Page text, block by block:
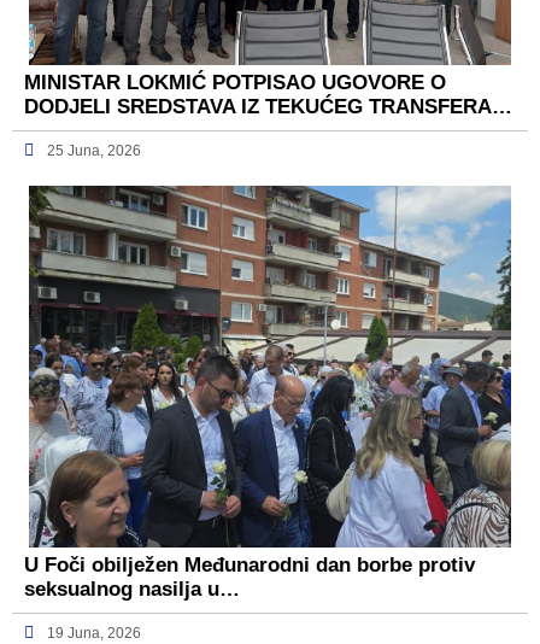
MINISTAR LOKMIĆ POTPISAO UGOVORE O
DODJELI SREDSTAVA IZ TEKUĆEG TRANSFERA…
25 Juna, 2026
U Foči obilježen Međunarodni dan borbe protiv
seksualnog nasilja u…
19 Juna, 2026